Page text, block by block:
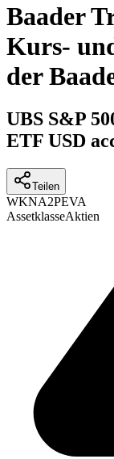
Baader
Kurs-
der
UBS S&P
ETF USD
Teilen
WKNA2PEVA
AssetklasseAktien